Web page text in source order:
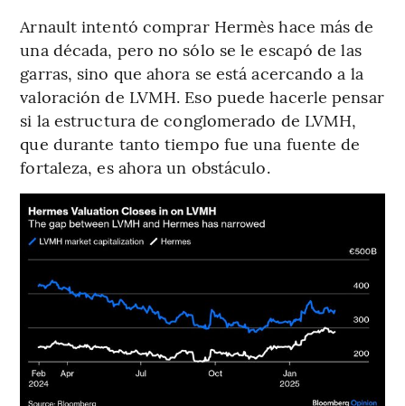
Arnault intentó comprar Hermès hace más de
una década, pero no sólo se le escapó de las
garras, sino que ahora se está acercando a la
valoración de LVMH. Eso puede hacerle pensar
si la estructura de conglomerado de LVMH,
que durante tanto tiempo fue una fuente de
fortaleza, es ahora un obstáculo.